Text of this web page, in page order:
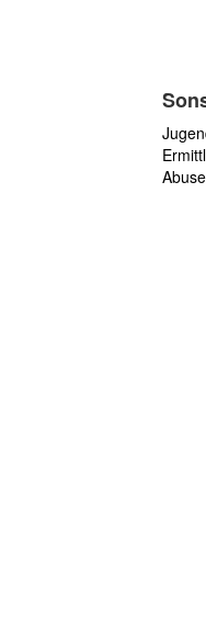
Abuse